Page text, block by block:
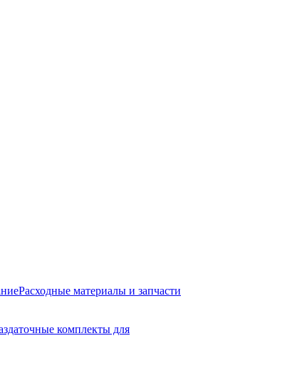
Расходные материалы и запчасти
комплекты для